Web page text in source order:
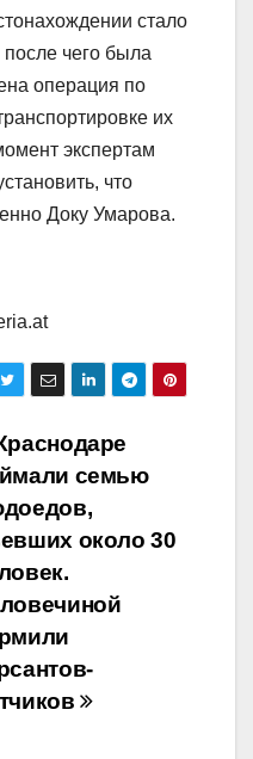
стало
чего была
операция по
их
экспертам
что
Доку Умарова.
семью
около 30